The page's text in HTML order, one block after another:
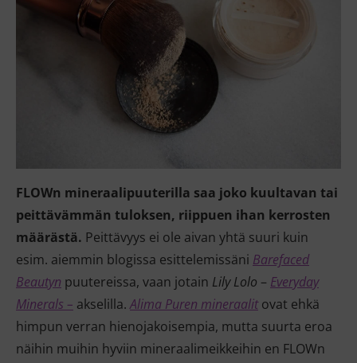
FLOWn mineraalipuuterilla saa joko kuultavan tai
peittävämmän tuloksen, riippuen ihan kerrosten
määrästä. Peittävyys ei ole aivan yhtä suuri kuin
esim. aiemmin blogissa esittelemissäni Barefaced
Beautyn puutereissa, vaan jotain Lily Lolo – Everyday
Minerals – akselilla.Alima Puren mineraalitovat ehkä
himpun verran hienojakoisempia, mutta suurta eroa
näihin muihin hyviin mineraalimeikkeihin en FLOWn